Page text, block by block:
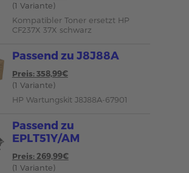
(1 Variante)
Kompatibler Toner ersetzt HP
CF237X 37X schwarz
Passend zu J8J88A
Preis: 358,99€
(1 Variante)
HP Wartungskit J8J88A-67901
Passend zu
EPLT51Y/AM
Preis: 269,99€
(1 Variante)